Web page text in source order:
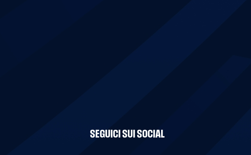
SEGUICI SUI SOCIAL